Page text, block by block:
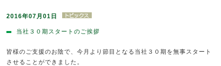
2016年07月01日
当社３０期スタートのご挨拶
皆様のご支援のお陰で、今月より節目となる当社３０期を無事スタート
させることができました。